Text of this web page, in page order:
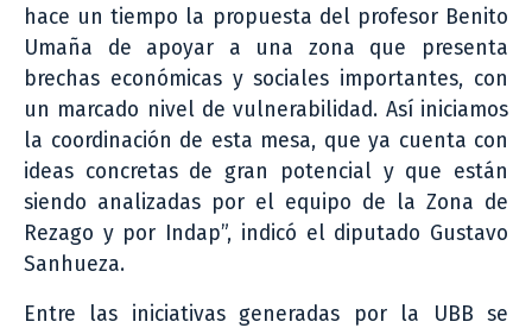
hace un tiempo la propuesta del profesor Benito
Umaña de apoyar a una zona que presenta
brechas económicas y sociales importantes, con
un marcado nivel de vulnerabilidad. Así iniciamos
la coordinación de esta mesa, que ya cuenta con
ideas concretas de gran potencial y que están
siendo analizadas por el equipo de la Zona de
Rezago y por Indap”, indicó el diputado Gustavo
Sanhueza.
Entre las iniciativas generadas por la UBB se